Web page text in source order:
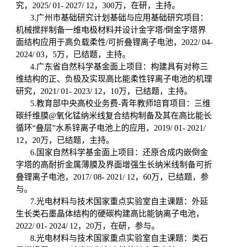
究， 2025/ 01- 2027/ 12，300万，在研，主持。
3.广州市基础研究计划基础与应用基础研究项目：
机械搅拌制备一维电极材料并设计金字塔/倒金字塔界
面结构应用于高负载柔性/可折叠锂离子电池， 2022/ 04-
2024/ 03， 5万，已结题，主持。
4.广东省自然科学基金面上项目：构建具有对称三
维结构的正、负极及实现高比能柔性锌离子电池的机理
研究， 2021/ 01- 2023/ 12， 10万，已结题，主持。
5.教育部中央高校业务费-青年教师培育项目：三维
碳纤维膜@氧化锰纳米线复合结构制备及其在高比能长
循环“叠层”水系锌离子电池上的应用， 2019/ 01- 2021/
12， 20万，已结题，主持。
6. 国家自然科学基金面上项目：还原合成内嵌倒金
字塔的高耐折金属薄膜及界面增强生长纳米线制备可折
叠锂离子电池， 2017/ 08- 2021/ 12，60万，已结题，参
与。
7.光电材料与技术国家重点实验室自主课题：外延
生长类石墨晶体结构的硬碳构建高比能钠离子电池，
2022/ 01- 2024/ 12， 20万，在研，参与。
8.光电材料与技术国家重点实验室自主课题：类石